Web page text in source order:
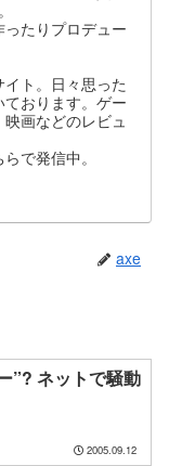
たりプロデュー
ト。日々思った
おります。ゲー
画などのレビュ
で発信中。
axe
”? ネットで騒動
2005.09.12